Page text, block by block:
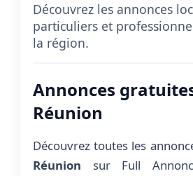
Découvrez les annonces
particuliers et
la région.
Annonces
Réunion
Découvrez toutes les
Réunion sur Full